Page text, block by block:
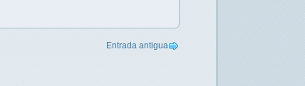
Entrada antigua